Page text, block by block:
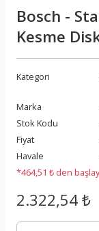
Bosch -
Kesme
Kategori
Marka
Stok Kodu
Fiyat
Havale
*464,51 ₺ den
2.322,54 ₺